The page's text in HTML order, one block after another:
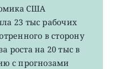
VOO:
рабочих
мест
США
неожиданно
США
23 тыс рабочих
в сторону
роста на 20 тыс в
с прогнозами